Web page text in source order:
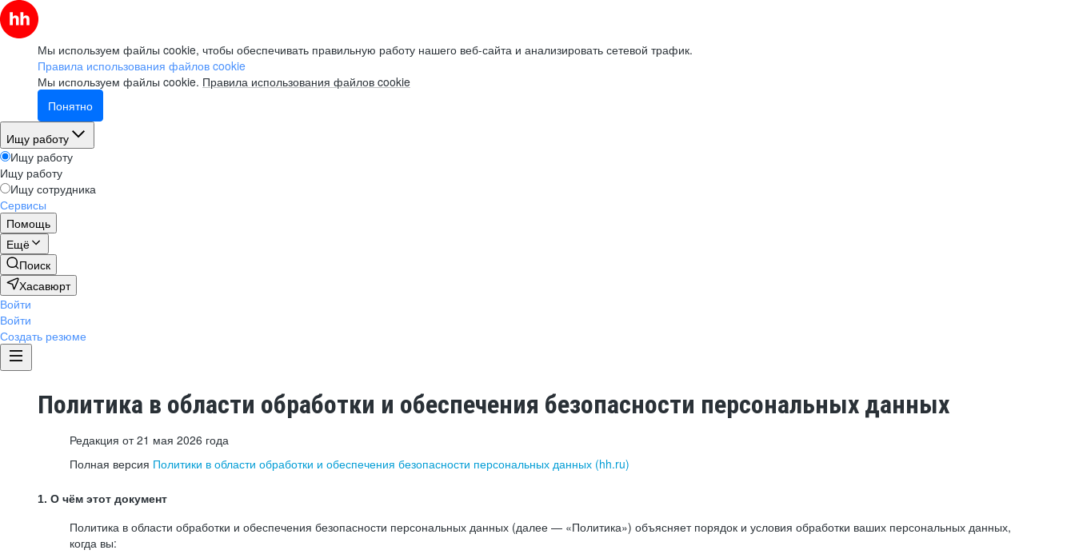
Мы используем файлы cookie, чтобы обеспечивать правильную работу нашего веб-сайта и анализировать сетевой трафик.
Правила использования файлов cookie
Мы используем файлы cookie. Правила использования файлов cookie
Понятно
Ищу работу
Ищу работу
Ищу работу
Ищу сотрудника
Сервисы
Помощь
Ещё
Поиск
Хасавюрт
Войти
Войти
Создать резюме
Политика в области обработки и обеспечения безопасности персональных данных
Редакция от 21 мая 2026 года
Полная версия Политики в области обработки и обеспечения безопасности персональных данных (hh.ru)
1. О чём этот документ
Политика в области обработки и обеспечения безопасности персональных данных (далее — «Политика») объясняет порядок и условия обработки ваших персональных данных,
когда вы: